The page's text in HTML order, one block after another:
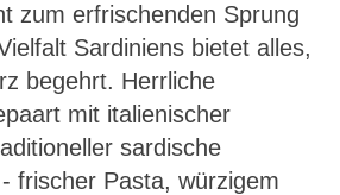
zum erfrischenden Sprung
Sardiniens bietet alles,
begehrt. Herrliche
mit italienischer
sardische
frischer Pasta, würzigem